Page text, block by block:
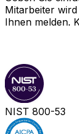
Mitarbeiter
Ihnen melden.
NIST 800-53